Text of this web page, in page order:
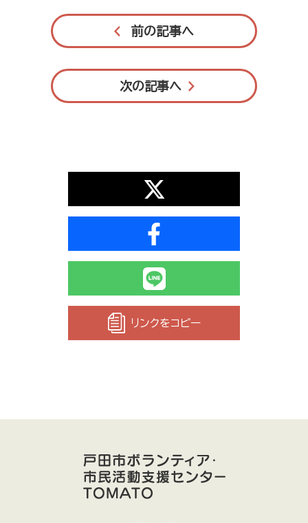
前の記事へ
次の記事へ
リンクをコピー